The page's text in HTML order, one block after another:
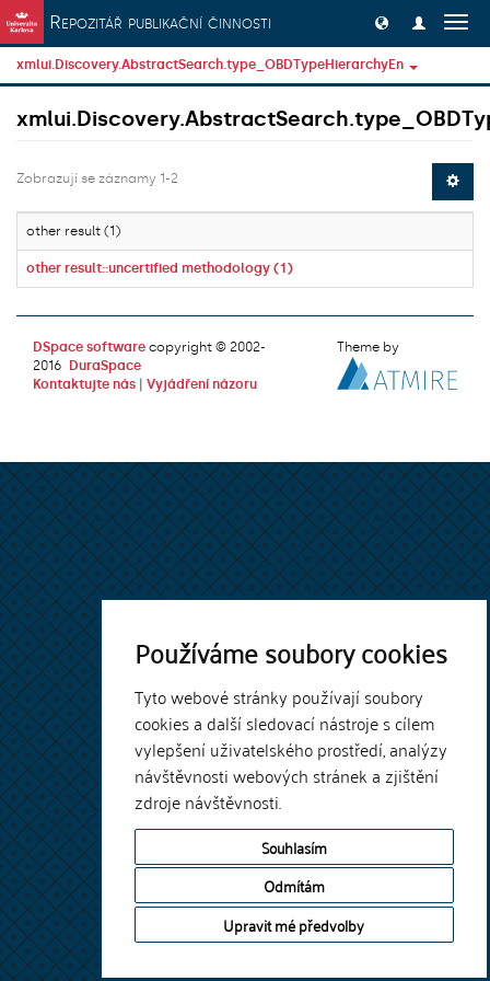
Používáme soubory cookies
Tyto webové stránky používají soubory
cookies a další sledovací nástroje s cílem
vylepšení uživatelského prostředí, analýzy
návštěvnosti webových stránek a zjištění
zdroje návštěvnosti.
Souhlasím
Odmítám
Upravit mé předvolby
Přeskočit na obsah
Repozitář publikační činnosti
xmlui.Discovery.AbstractSearch.type_OBDTypeHierarchyEn
Zobrazují se záznamy 1-2
other result (1)
other result::uncertified methodology (1)
DSpace software copyright © 2002-
2016
DuraSpace
Kontaktujte nás
Vyjádření názoru
Theme by